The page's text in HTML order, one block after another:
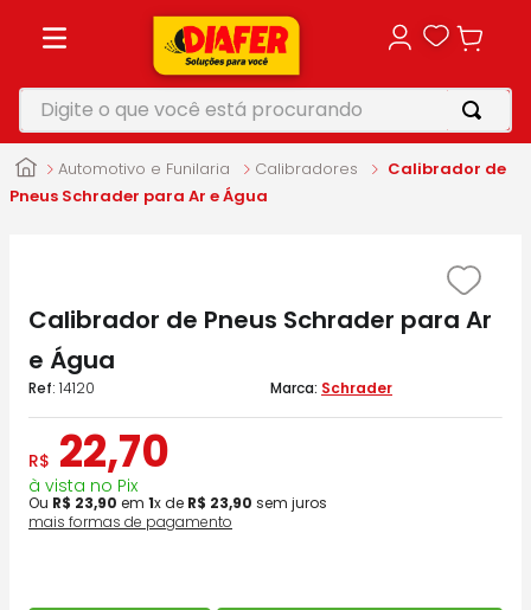
Digite o que você está procurando
Automotivo e Funilaria Calibradores
Calibrador de
Pneus Schrader para Ar e Água
Calibrador de Pneus Schrader para Ar
e Água
: 14120 Schrader
R$ 22,70
à vista no Pix
Ou R$ 23,90 em 1x de R$ 23,90 sem juros
mais formas de pagamento
4
makita